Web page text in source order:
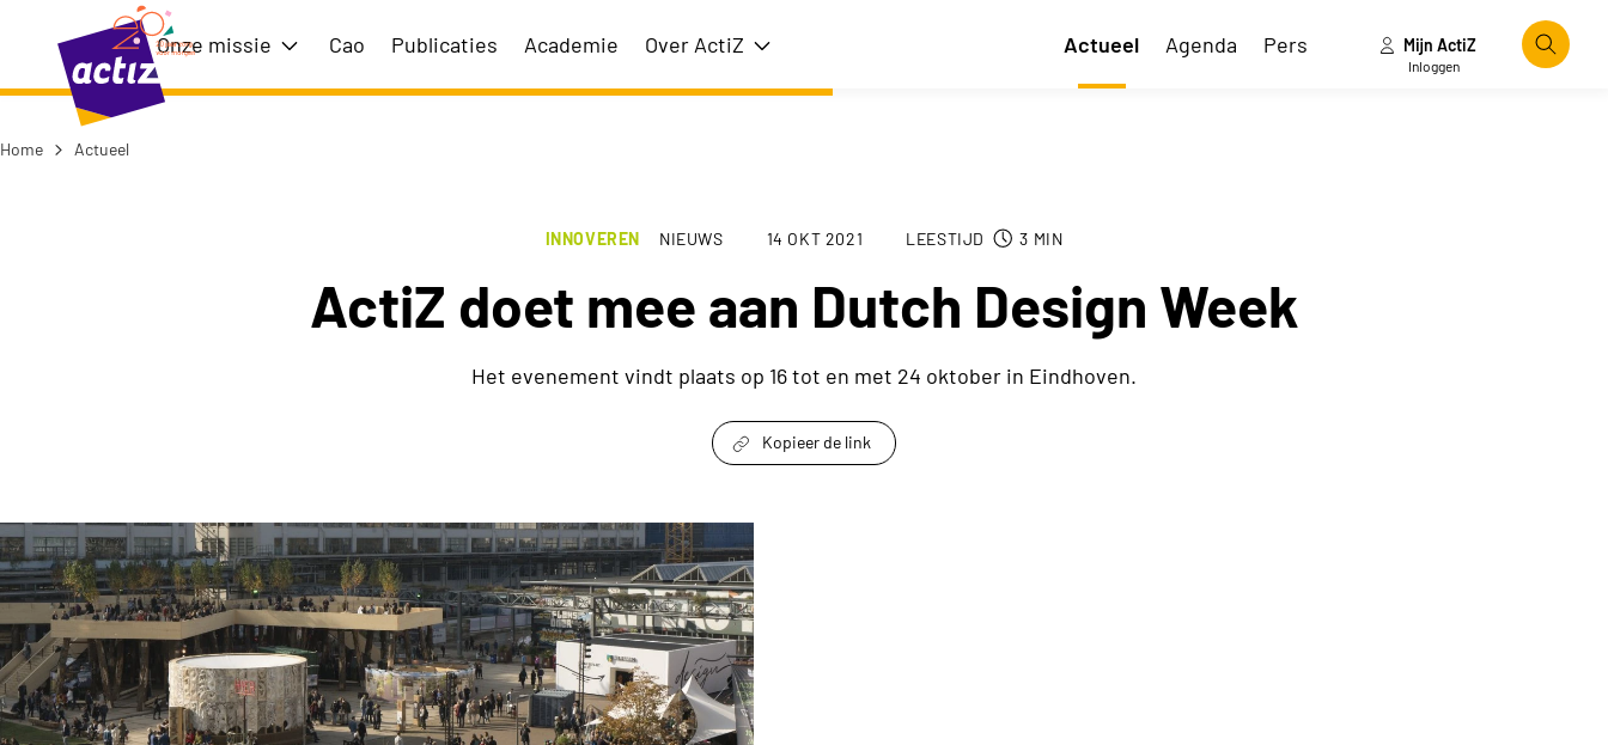
Naar hoofdinhoud
Naar menu
Naar de homepage
Onze missie Toon submenu voor Onze missie
Cao Publicaties Academie Over ActiZ Toon submenu voor Over ActiZ Actueel Agenda Pers Mijn ActiZ
Inloggen
Home Actueel
INNOVEREN NIEUWS 14 OKT 2021 LEESTIJD 3 MIN
ActiZ doet mee aan Dutch Design Week
Het evenement vindt plaats op 16 tot en met 24 oktober in Eindhoven.
Kopieer de link
ActiZ doet mee aan Dutch Design Week keyvisual